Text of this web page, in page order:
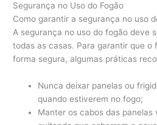
Segurança no Uso do Fogão
Como garantir a segurança no uso
A segurança no uso do fogão deve
todas as casas. Para garantir que o
forma segura, algumas práticas
Nunca deixar panelas ou
quando estiverem no fogo;
Manter os cabos das panelas